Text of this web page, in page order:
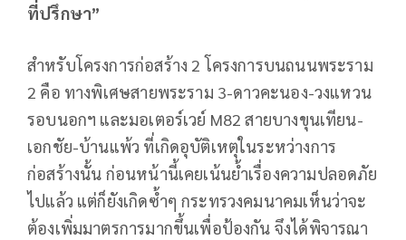
ที่ปรึกษา”
สำหรับโครงการก่อสร้าง 2 โครงการบนถนนพระราม
2 คือ ทางพิเศษสายพระราม 3-ดาวคะนอง-วงแหวน
รอบนอกฯ และมอเตอร์เวย์ M82 สายบางขุนเทียน-
เอกชัย-บ้านแพ้ว ที่เกิดอุบัติเหตุในระหว่างการ
ก่อสร้างนั้น ก่อนหน้านี้เคยเน้นย้ำเรื่องความปลอดภัย
ไปแล้ว แต่ก็ยังเกิดซ้ำๆ กระทรวงคมนาคมเห็นว่าจะ
ต้องเพิ่มมาตรการมากขึ้นเพื่อป้องกัน จึงได้พิจารณา